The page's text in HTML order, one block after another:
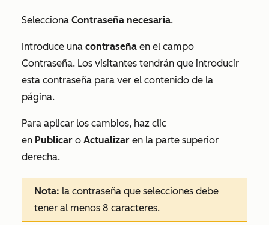
Selecciona Contraseña necesaria.
Introduce una contraseña en el campo
Contraseña. Los visitantes tendrán que introducir
esta contraseña para ver el contenido de la
página.
Para aplicar los cambios, haz clic
en Publicar o Actualizar en la parte superior
derecha.
Nota: la contraseña que selecciones debe
tener al menos 8 caracteres.